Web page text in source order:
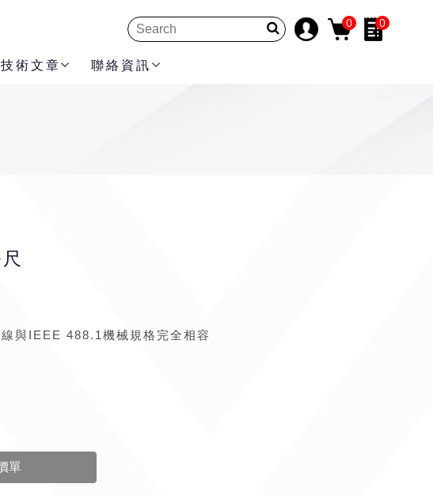
0 0
技術文章 聯絡資訊
與 IEEE 488.1 機械規格完全相容
單